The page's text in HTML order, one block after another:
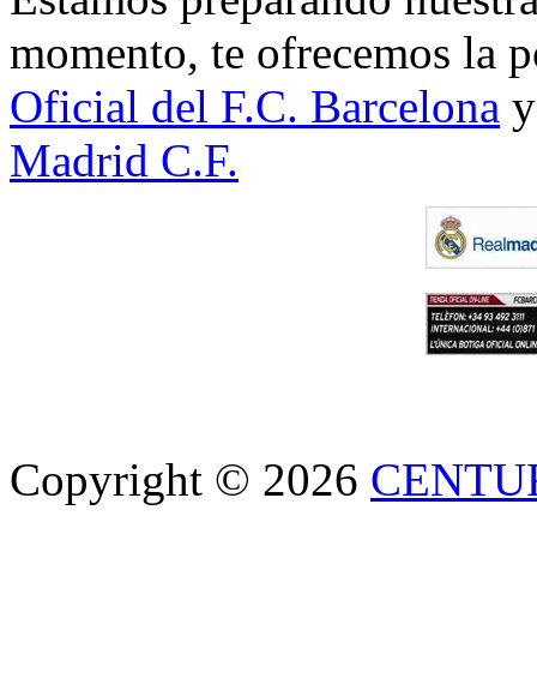
momento, te ofrecemos la
Oficial del F.C. Barcelona
Madrid C.F.
Copyright © 2026